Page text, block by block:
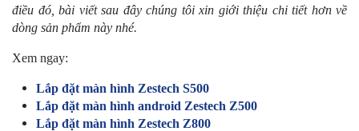
điều đó, bài viết sau đây chúng tôi xin giới thiệu chi tiết hơn về
dòng sản phẩm này nhé.
Xem ngay:
Lắp đặt màn hình Zestech S500
Lắp đặt màn hình android Zestech Z500
Lắp đặt màn hình Zestech Z800